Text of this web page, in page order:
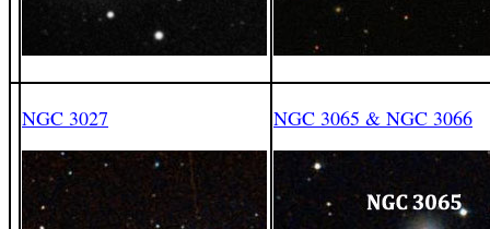
NGC 3027 NGC 3065 & NGC 3066